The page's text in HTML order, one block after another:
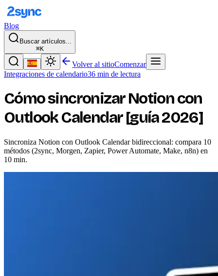
Blog
Buscar artículos...
⌘K
Volver al sitioComenzar
Integraciones de calendario36 min de lectura
Cómo sincronizar Notion con
Outlook Calendar [guía 2026]
Sincroniza Notion con Outlook Calendar bidireccional: compara 10
métodos (2sync, Morgen, Zapier, Power Automate, Make, n8n) en
10 min.